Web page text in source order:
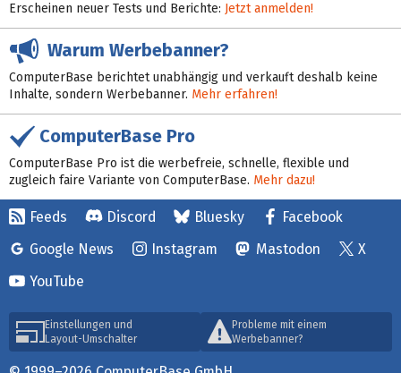
Erscheinen neuer Tests und Berichte: Jetzt anmelden!
Warum Werbebanner?
ComputerBase berichtet unabhängig und verkauft deshalb keine
Inhalte, sondern Werbebanner. Mehr erfahren!
ComputerBase Pro
ComputerBase Pro ist die werbefreie, schnelle, flexible und
zugleich faire Variante von ComputerBase. Mehr dazu!
Feeds Discord Bluesky
Facebook
Google News
Instagram Mastodon
X
YouTube
Einstellungen und
Layout-Umschalter
Probleme mit einem
Werbebanner?